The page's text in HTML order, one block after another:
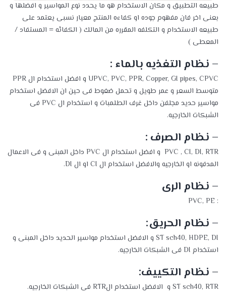
طبيعه التطبيق و مكان الاستخدام هو ما يحدد نوع المواسير و افضلها و
بعنى اخر فان مفهوم جوده او كفاءه المنتج معيار نسبى يعتمد على
طبيعه الاستخدام و التكلفه المقرره من المالك ( الكفائه = المستفاد /
المعطى )
– نظام التغذيه بالماء :
UPVC, PVC, PPR, Copper, GI pipes, CPVC و افضل استخدام ال PPR
متوسط السعر و عمر طويل و تحمل ضغوط فى حين ان الافضل استخدام
مواسير حديد مجلفن داخل غرف الطلمبات و استخدام ال PVC فى
الشبكات الخارجيه.
– نظام الصرف :
PVC , CI, DI, RTR و افضل استخدام ال PVC داخل المبنى و فى الاعمال
المدفونه او الخارجيه والافضل استخدام ال CI او ال DI.
– نظام الرى
: PVC, PE
– نظام الحريق:
ST sch40, HDPE, DI و الافضل استخدام مواسير الحديد داخل المبنى و
استخدام DI فى الشبكات الخارجيه.
– نظام التكييف:
ST sch40, RTR و الافضل استخدام الRTR فى الشبكات الخارجيه.